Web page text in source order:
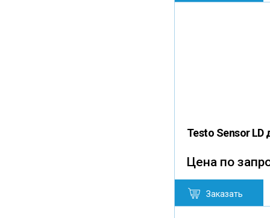
Testo Sensor LD
Цена по
Заказать